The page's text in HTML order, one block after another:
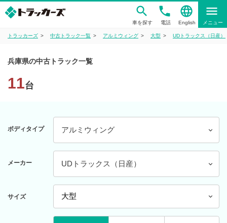
車を探す
phone
電話
language
English
menu
メニュー
トラッカーズ 中古トラック一覧 アルミウィング 大型 UDトラックス（日産）
兵庫県の中古トラック一覧
11台
ボディタイプ アルミウィング
メーカー UDトラックス（日産）
サイズ